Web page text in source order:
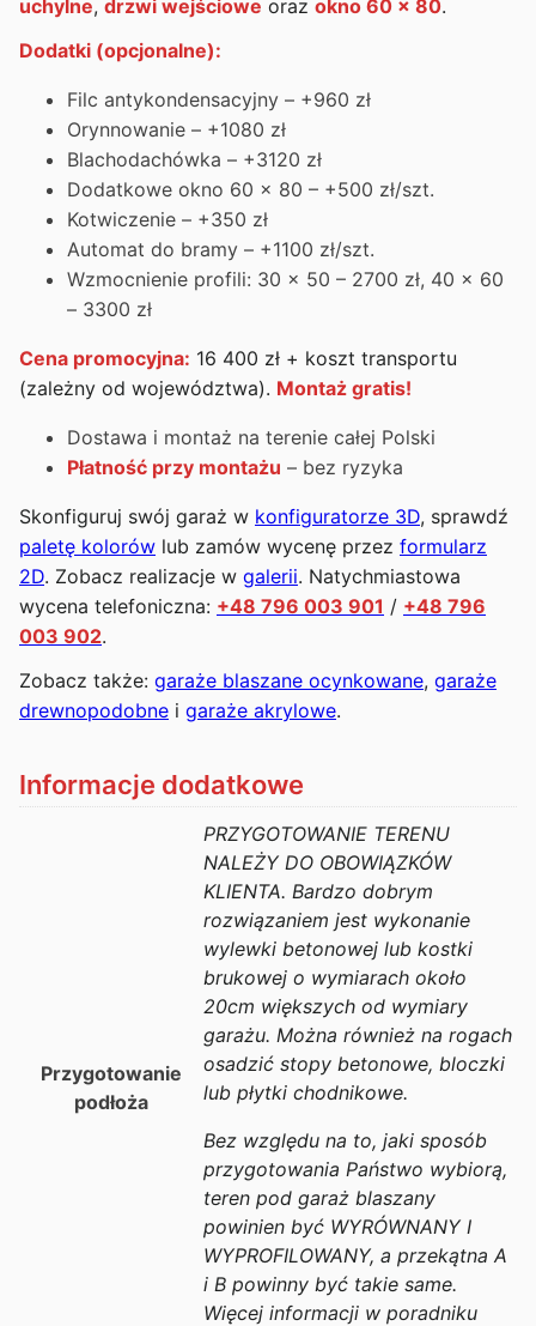
uchylne, drzwi wejściowe oraz okno 60 x 80.
Dodatki (opcjonalne):
Filc antykondensacyjny – +960 zł
Orynnowanie – +1080 zł
Blachodachówka – +3120 zł
Dodatkowe okno 60 x 80 – +500 zł/szt.
Kotwiczenie – +350 zł
Automat do bramy – +1100 zł/szt.
Wzmocnienie profili: 30 x 50 – 2700 zł, 40 x 60
– 3300 zł
Cena promocyjna: 16 400 zł + koszt transportu
(zależny od województwa). Montaż gratis!
Dostawa i montaż na terenie całej Polski
Płatność przy montażu – bez ryzyka
Skonfiguruj swój garaż w konfiguratorze 3D, sprawdź
paletę kolorów lub zamów wycenę przez formularz
2D. Zobacz realizacje w galerii. Natychmiastowa
wycena telefoniczna: +48 796 003 901 / +48 796
003 902.
Zobacz także: garaże blaszane ocynkowane, garaże
drewnopodobne i garaże akrylowe.
Informacje dodatkowe
Przygotowanie
podłoża
PRZYGOTOWANIE TERENU
NALEŻY DO OBOWIĄZKÓW
KLIENTA. Bardzo dobrym
rozwiązaniem jest wykonanie
wylewki betonowej lub kostki
brukowej o wymiarach około
20cm większych od wymiary
garażu. Można również na rogach
osadzić stopy betonowe, bloczki
lub płytki chodnikowe.
Bez względu na to, jaki sposób
przygotowania Państwo wybiorą,
teren pod garaż blaszany
powinien być WYRÓWNANY I
WYPROFILOWANY, a przekątna A
i B powinny być takie same.
Więcej informacji w poradniku